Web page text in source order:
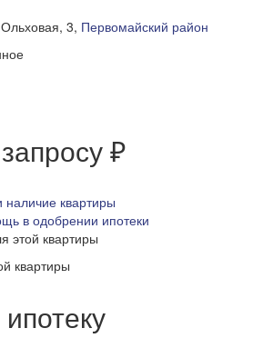
3, Первомайский район
₽
наличие квартиры
в одобрении ипотеки
этой квартиры
квартиры